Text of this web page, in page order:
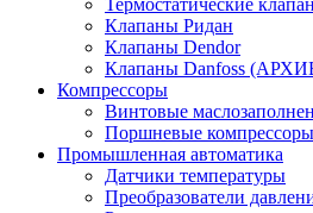
Термостатические
Клапаны Ридан
Клапаны Dendor
Клапаны Danfoss
Компрессоры
Винтовые
Поршневые компрессоры
Промышленная автоматика
Датчики температуры
Преобразователи